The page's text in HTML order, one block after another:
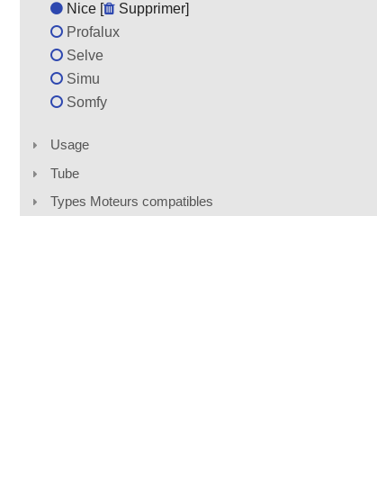
Nice [
Supprimer]
Profalux
Selve
Simu
Somfy
Usage
Tube
Types Moteurs compatibles